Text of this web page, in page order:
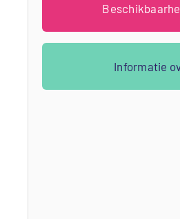
Informatie